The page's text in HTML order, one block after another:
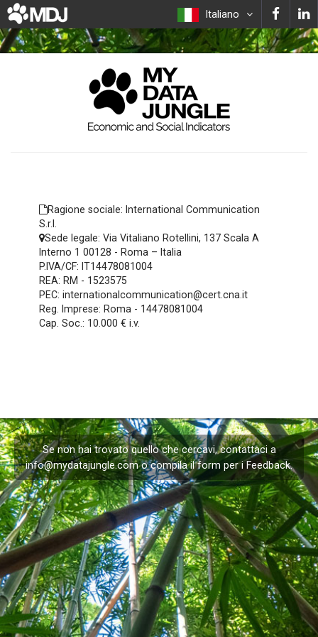
Italiano
Ragione sociale: International Communication
S.r.l.
Sede legale: Via Vitaliano Rotellini, 137 Scala A
Interno 1 00128 - Roma – Italia
P.IVA/CF: IT14478081004
REA: RM - 1523575
PEC: internationalcommunication@cert.cna.it
Reg. Imprese: Roma - 14478081004
Cap. Soc.: 10.000 € i.v.
Se non hai trovato quello che cercavi, contattaci a
info@mydatajungle.como compila il form per iFeedback.